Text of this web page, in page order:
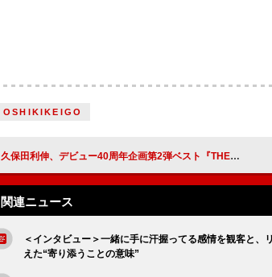
OSHIKIKEIGO
久保田利伸、デビュー40周年企画第2弾ベスト『THE BADDEST ～Son of R＆B～』3/11リリース
関連ニュース
＜インタビュー＞一緒に手に汗握ってる感情を観客と
えた“寄り添うことの意味”